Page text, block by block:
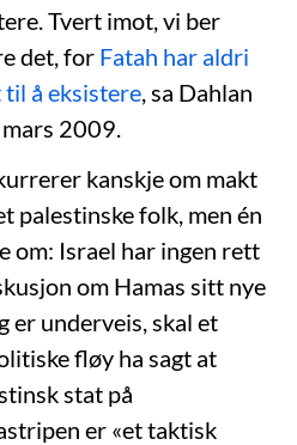
Tvert imot, vi ber
det, for Fatah har aldri
å eksistere , sa Dahlan
2009.
kanskje om makt
palestinske folk, men én
om: Israel har ingen rett
om Hamas sitt nye
er underveis, skal et
fløy ha sagt at
stat på
er «et taktisk